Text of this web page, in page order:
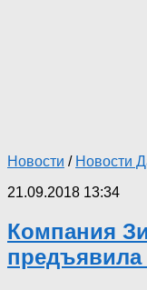
Новости / Новости
21.09.2018 13:34
Компания
предъявила